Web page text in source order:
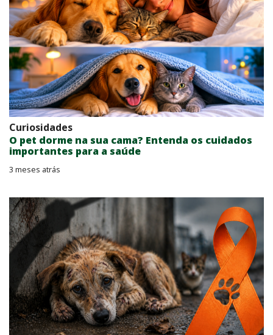
Curiosidades
O pet dorme na sua cama? Entenda os cuidados
importantes para a saúde
3 meses atrás